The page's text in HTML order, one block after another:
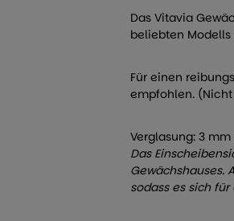
Das Vitavia
beliebten
Für einen
empfohlen.
Verglasung: 3
Das
Gewächshauses.
sodass es sich